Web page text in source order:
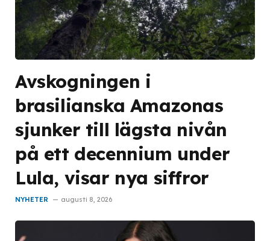
Avskogningen i
brasilianska Amazonas
sjunker till lägsta nivån
på ett decennium under
Lula, visar nya siffror
NYHETER augusti 8, 2026